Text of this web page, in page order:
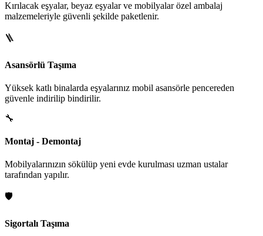
Kırılacak eşyalar, beyaz eşyalar ve mobilyalar özel ambalaj
malzemeleriyle güvenli şekilde paketlenir.
🪜
Asansörlü Taşıma
Yüksek katlı binalarda eşyalarınız mobil asansörle pencereden
güvenle indirilip bindirilir.
🔧
Montaj - Demontaj
Mobilyalarınızın sökülüp yeni evde kurulması uzman ustalar
tarafından yapılır.
🛡️
Sigortalı Taşıma